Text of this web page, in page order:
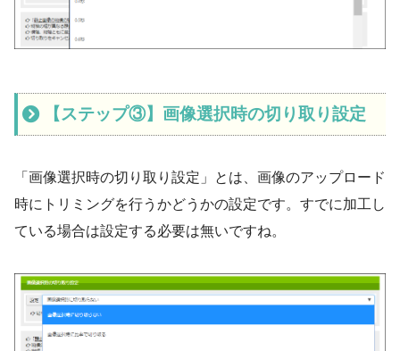
【ステップ③】画像選択時の切り取り設定
「画像選択時の切り取り設定」とは、画像のアップロード
時にトリミングを行うかどうかの設定です。すでに加工し
ている場合は設定する必要は無いですね。